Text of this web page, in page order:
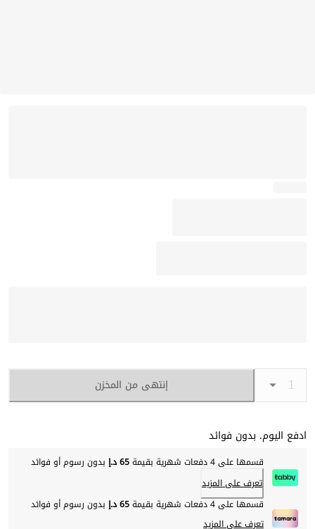
إنتهى من المخزن
ادفع اليوم. بدون فوائد
قسمها على 4 دفعات شهرية بقيمة 65 د.إ
بدون رسوم أو فوائد
تعرف على المزيد
قسمها على 4 دفعات شهرية بقيمة
65 د.إ
بدون رسوم أو فوائد
تعرف على المزيد